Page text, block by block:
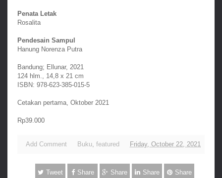
Penata Letak
Rosalita
Pendesain Sampul
Hanung Norenza Putra
Bandung; Ellunar, 2021
124 hlm., 14,8 x 21 cm
ISBN: 978-623-385-015-5
Cetakan pertama, Oktober 2021
Rp39.000
Add Comment Buku, featured Friday, October 22, 2021
Tweet Share Share Share Share